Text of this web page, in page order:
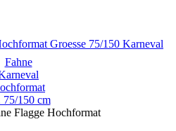
Fahne
75/150 cm
Flagge Hochformat